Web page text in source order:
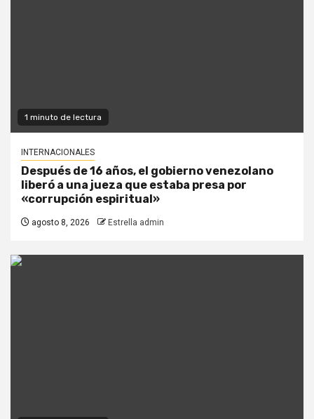
1 minuto de lectura
INTERNACIONALES
Después de 16 años, el gobierno venezolano
liberó a una jueza que estaba presa por
«corrupción espiritual»
agosto 8, 2026 Estrella admin